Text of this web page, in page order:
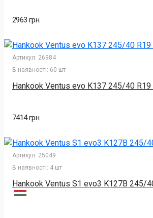
2963 грн.
Артикул: 26984
В наявності: 60 шт
Hankook Ventus evo K137 245/40 R19
7414 грн.
Артикул: 25049
В наявності: 4 шт
Hankook Ventus S1 evo3 K127B 245/